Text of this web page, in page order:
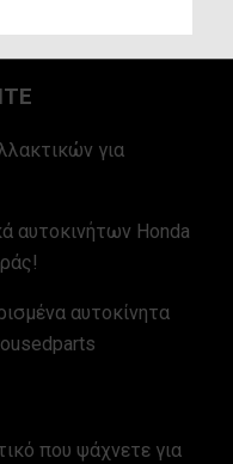
για
αυτοκινήτων Honda
αυτοκίνητα
που ψάχνετε για